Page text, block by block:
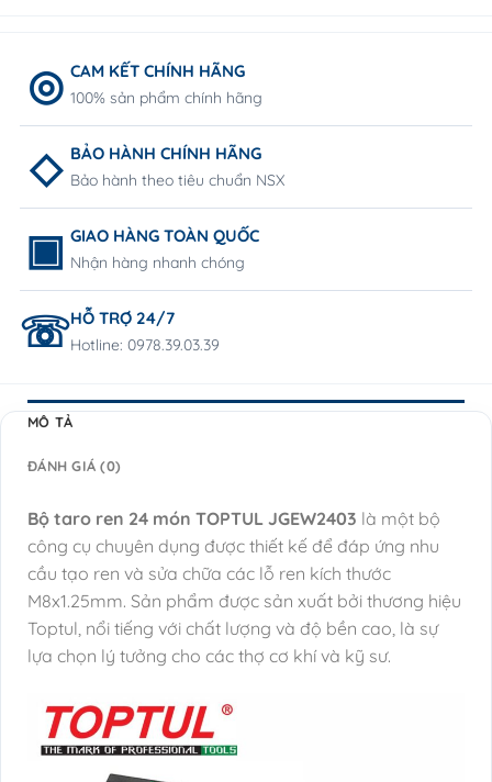
CAM KẾT CHÍNH HÃNG
100% sản phẩm chính hãng
BẢO HÀNH CHÍNH HÃNG
Bảo hành theo tiêu chuẩn NSX
GIAO HÀNG TOÀN QUỐC
Nhận hàng nhanh chóng
HỖ TRỢ 24/7
Hotline: 0978.39.03.39
MÔ TẢ
ĐÁNH GIÁ (0)
Bộ taro ren 24 món TOPTUL JGEW2403 là một bộ
công cụ chuyên dụng được thiết kế để đáp ứng nhu
cầu tạo ren và sửa chữa các lỗ ren kích thước
M8x1.25mm. Sản phẩm được sản xuất bởi thương hiệu
Toptul, nổi tiếng với chất lượng và độ bền cao, là sự
lựa chọn lý tưởng cho các thợ cơ khí và kỹ sư.